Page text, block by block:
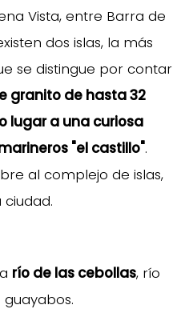
Vista, entre Barra de
dos islas, la más
se distingue por contar
granito de hasta 32
lugar a una curiosa
"el castillo".
al complejo de islas,
río de las cebollas, río